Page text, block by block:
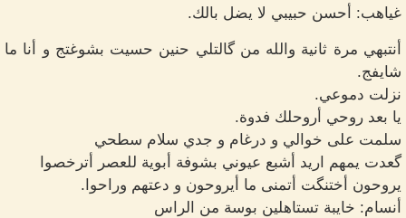
غياهب: أحسن حبيبي لا يضل بالك.
أنتبهي مرة ثانية والله من گالتلي حنين حسيت بشوغتج و أنا ما
شايفج.
نزلت دموعي.
يا بعد روحي أروحلك فدوة.
سلمت على خوالي و درغام و جدي سلام سطحي
گعدت يمهم اريد أشبع عيوني بشوفة أبوية للعصر أترخصوا
يروحون أختنگت أتمنى ما أيروحون و دعتهم وراحوا.
أنسام: خايبة تستاهلين بوسة من الراس